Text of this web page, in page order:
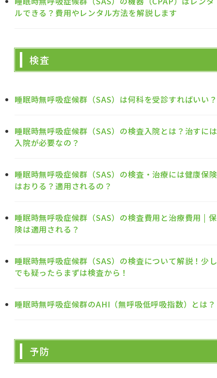
ルできる？費用やレンタル方法を解説します
検査
睡眠時無呼吸症候群（SAS）は何科を受診すればいい？
睡眠時無呼吸症候群（SAS）の検査入院とは？治すには
入院が必要なの？
睡眠時無呼吸症候群（SAS）の検査・治療には健康保険
はおりる？適用されるの？
睡眠時無呼吸症候群（SAS）の検査費用と治療費用 | 保
険は適用される？
睡眠時無呼吸症候群（SAS）の検査について解説！少し
でも疑ったらまずは検査から！
睡眠時無呼吸症候群のAHI（無呼吸低呼吸指数）とは？
予防